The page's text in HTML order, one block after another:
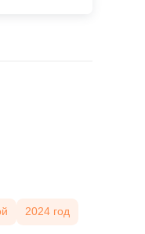
2024 год